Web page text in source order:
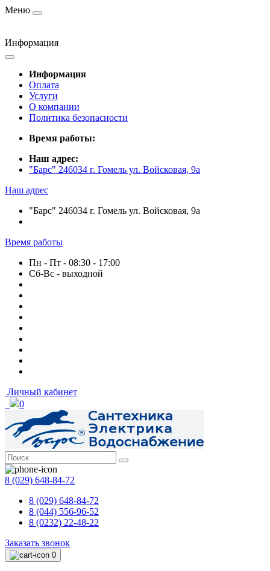
Меню
Информация
Информация
Оплата
Услуги
О компании
Политика безопасности
Время работы:
Наш адрес:
"Барс" 246034 г. Гомель ул. Войсковая, 9а
Наш адрес
"Барс" 246034 г. Гомель ул. Войсковая, 9а
Время работы
Пн - Пт - 08:30 - 17:00
Сб-Вс - выходной
Личный кабинет
0
8 (029) 648-84-72
8 (029) 648-84-72
8 (044) 556-96-52
8 (0232) 22-48-22
Заказать звонок
0